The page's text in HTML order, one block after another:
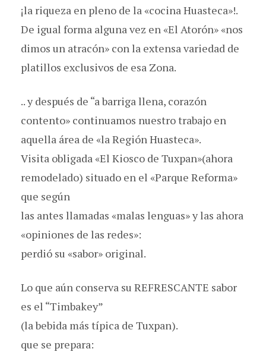
¡la riqueza en pleno de la «cocina Huasteca»!.
De igual forma alguna vez en «El Atorón» «nos
dimos un atracón» con la extensa variedad de
platillos exclusivos de esa Zona.
.. y después de “a barriga llena, corazón
contento» continuamos nuestro trabajo en
aquella área de «la Región Huasteca».
Visita obligada «El Kiosco de Tuxpan»(ahora
remodelado) situado en el «Parque Reforma»
que según
las antes llamadas «malas lenguas» y las ahora
«opiniones de las redes»:
perdió su «sabor» original.
Lo que aún conserva su REFRESCANTE sabor
es el “Timbakey”
(la bebida más típica de Tuxpan).
que se prepara: